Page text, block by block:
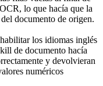
lo que hacía que la
documento de origen.
los idiomas inglés
de documento hacía
y devolvieran
numéricos